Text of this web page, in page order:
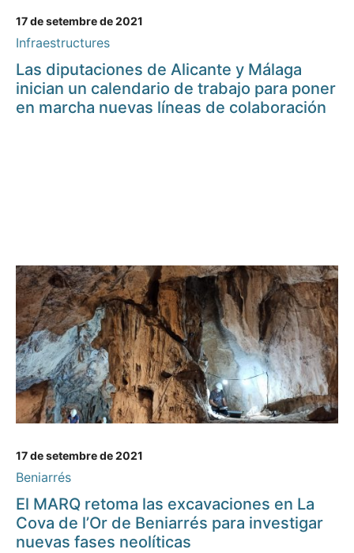
17 de setembre de 2021
Infraestructures
Las diputaciones de Alicante y Málaga
inician un calendario de trabajo para poner
en marcha nuevas líneas de colaboración
17 de setembre de 2021
Beniarrés
El MARQ retoma las excavaciones en La
Cova de l’Or de Beniarrés para investigar
nuevas fases neolíticas